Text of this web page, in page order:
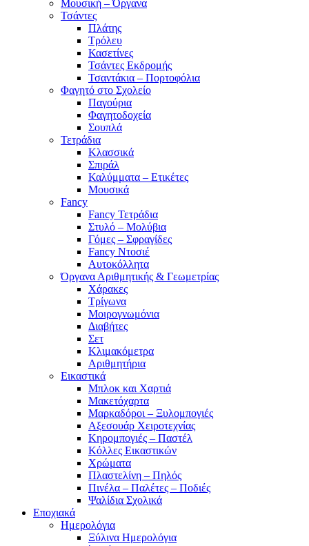
Μουσική – Όργανα
Τσάντες
Πλάτης
Τρόλευ
Κασετίνες
Τσάντες Εκδρομής
Τσαντάκια – Πορτοφόλια
Φαγητό στο Σχολείο
Παγούρια
Φαγητοδοχεία
Σουπλά
Τετράδια
Κλασσικά
Σπιράλ
Καλύμματα – Ετικέτες
Μουσικά
Fancy
Fancy Τετράδια
Στυλό – Μολύβια
Γόμες – Σφραγίδες
Fancy Ντοσιέ
Αυτοκόλλητα
Όργανα Αριθμητικής & Γεωμετρίας
Χάρακες
Τρίγωνα
Mοιρογνωμόνια
Διαβήτες
Σετ
Κλιμακόμετρα
Αριθμητήρια
Εικαστικά
Μπλοκ και Χαρτιά
Μακετόχαρτα
Μαρκαδόροι – Ξυλομπογιές
Αξεσουάρ Χειροτεχνίας
Κηρομπογιές – Παστέλ
Κόλλες Εικαστικών
Χρώματα
Πλαστελίνη – Πηλός
Πινέλα – Παλέτες – Ποδιές
Ψαλίδια Σχολικά
Εποχιακά
Ημερολόγια
Ξύλινα Ημερολόγια